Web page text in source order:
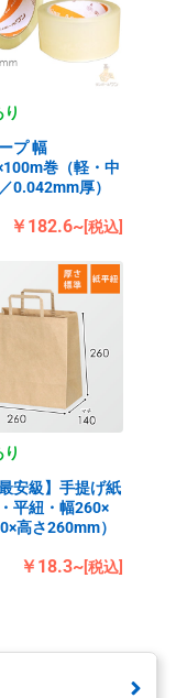
プ 幅
巻（軽・中
0.042mm厚）
￥182.6~[税込]
最安級】手提げ紙
平紐・幅260×
高さ260mm）
￥18.3~[税込]